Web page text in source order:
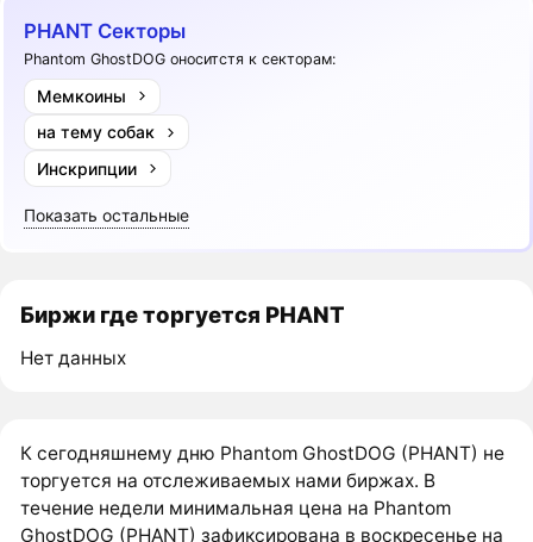
PHANT Секторы
Phantom GhostDOG оноситстя к секторам:
Мемкоины
на тему собак
Инскрипции
Показать остальные
Биржи где торгуется PHANT
Нет данных
К сегодняшнему дню Phantom GhostDOG (PHANT) не
торгуется на отслеживаемых нами биржах. В
течение недели минимальная цена на Phantom
GhostDOG (PHANT) зафиксирована в воскресенье на